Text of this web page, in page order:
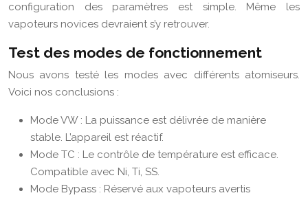
configuration des paramètres est simple. Même les
vapoteurs novices devraient s’y retrouver.
Test des modes de fonctionnement
Nous avons testé les modes avec différents atomiseurs.
Voici nos conclusions :
Mode VW : La puissance est délivrée de manière
stable. L’appareil est réactif.
Mode TC : Le contrôle de température est efficace.
Compatible avec Ni, Ti, SS.
Mode Bypass : Réservé aux vapoteurs avertis